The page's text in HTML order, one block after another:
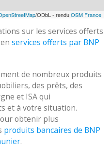
/ODbL - renduOSM France
sur les services offerts
services offerts par BNP
de nombreux produits
des prêts, des
et ISA qui
et à votre situation.
obtenir plus
produits bancaires de BNP
.